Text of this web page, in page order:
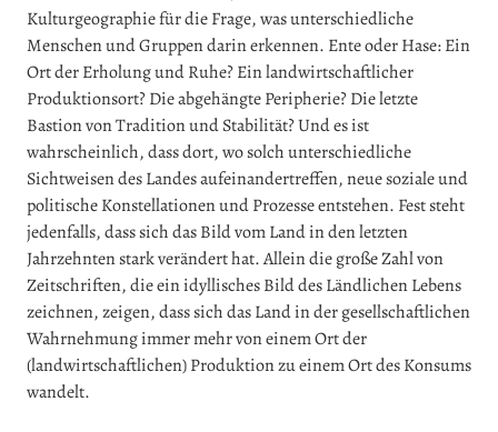
Kulturgeographie für die Frage, was unterschiedliche
Menschen und Gruppen darin erkennen. Ente oder Hase: Ein
Ort der Erholung und Ruhe? Ein landwirtschaftlicher
Produktionsort? Die abgehängte Peripherie? Die letzte
Bastion von Tradition und Stabilität? Und es ist
wahrscheinlich, dass dort, wo solch unterschiedliche
Sichtweisen des Landes aufeinandertreffen, neue soziale und
politische Konstellationen und Prozesse entstehen. Fest steht
jedenfalls, dass sich das Bild vom Land in den letzten
Jahrzehnten stark verändert hat. Allein die große Zahl von
Zeitschriften, die ein idyllisches Bild des Ländlichen Lebens
zeichnen, zeigen, dass sich das Land in der gesellschaftlichen
Wahrnehmung immer mehr von einem Ort der
(landwirtschaftlichen) Produktion zu einem Ort des Konsums
wandelt.